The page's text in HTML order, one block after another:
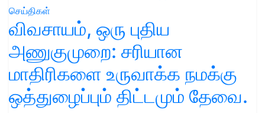
செய்திகள்
விவசாயம், ஒரு புதிய
அணுகுமுறை: சரியான
மாதிரிகளை உருவாக்க நமக்கு
ஒத்துழைப்பும் திட்டமும் தேவை.